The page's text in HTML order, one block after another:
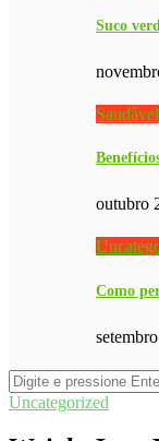
Suco
Saudável
outubro
Como
Uncategorized